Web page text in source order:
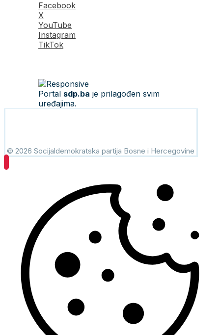
Facebook
X
YouTube
Instagram
TikTok
Portal sdp.ba je prilagođen svim
uređajima.
© 2026 Socijaldemokratska partija Bosne i Hercegovine